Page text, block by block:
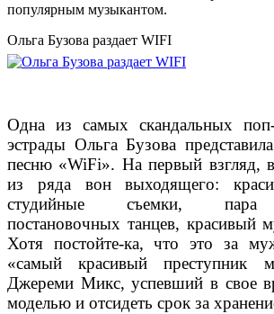
популярным музыкантом.
Ольга Бузова раздает WIFI
Одна из самых скандальных поп-
эстрады Ольга Бузова
песню «WiFi». На первый взгляд,
из ряда вон выходящего:
студийные съемки, пара
постановочных танцев, красивый
Хотя постойте-ка, что это за
«самый красивый преступник
Джереми Микс, успевший в свое
моделью и отсидеть срок за